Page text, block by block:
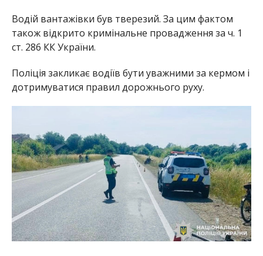
Водій вантажівки був тверезий. За цим фактом
також відкрито кримінальне провадження за ч. 1
ст. 286 КК України.
Поліція закликає водіїв бути уважними за кермом і
дотримуватися правил дорожнього руху.